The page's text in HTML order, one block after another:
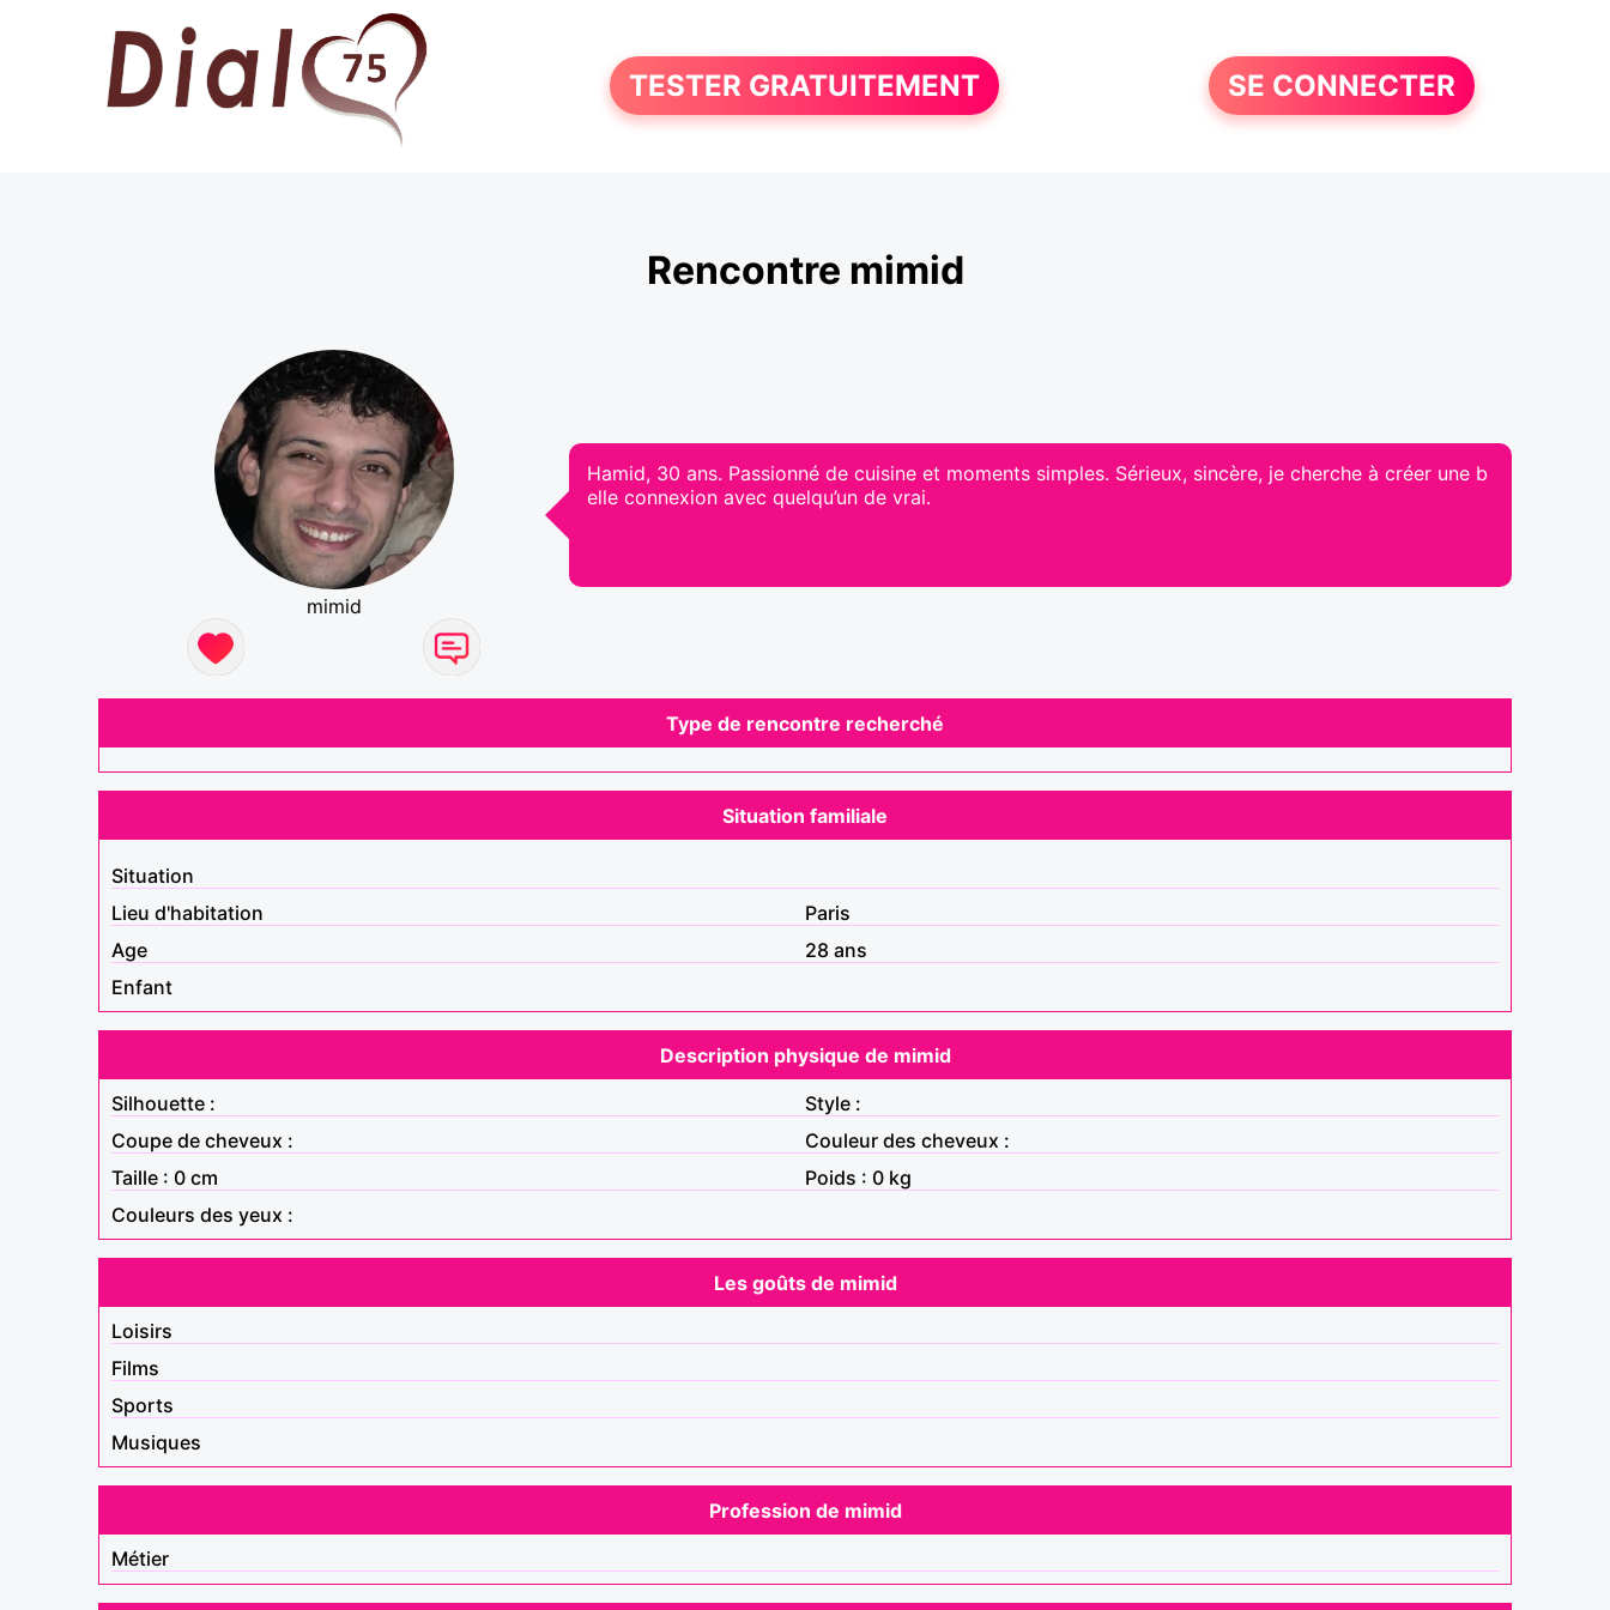
TESTER GRATUITEMENT SE CONNECTER
Rencontre mimid
mimid
Hamid, 30 ans. Passionné de cuisine et moments simples. Sérieux, sincère, je cherche à créer une b
elle connexion avec quelqu’un de vrai.
Type de rencontre recherché
Situation familiale
Situation
Lieu d'habitation
Paris
Age
28 ans
Enfant
Description physique de mimid
Silhouette :
Style :
Coupe de cheveux :
Couleur des cheveux :
Taille : 0 cm
Poids : 0 kg
Couleurs des yeux :
Les goûts de mimid
Loisirs
Films
Sports
Musiques
Profession de mimid
Métier